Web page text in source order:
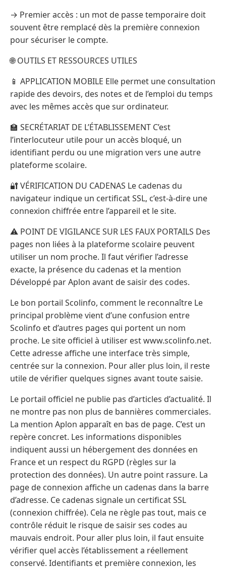
→ Premier accès : un mot de passe temporaire doit
souvent être remplacé dès la première connexion
pour sécuriser le compte.
🌐 OUTILS ET RESSOURCES UTILES
📱 APPLICATION MOBILE Elle permet une consultation
rapide des devoirs, des notes et de l’emploi du temps
avec les mêmes accès que sur ordinateur.
🏫 SECRÉTARIAT DE L’ÉTABLISSEMENT C’est
l’interlocuteur utile pour un accès bloqué, un
identifiant perdu ou une migration vers une autre
plateforme scolaire.
🔐 VÉRIFICATION DU CADENAS Le cadenas du
navigateur indique un certificat SSL, c’est-à-dire une
connexion chiffrée entre l’appareil et le site.
⚠️ POINT DE VIGILANCE SUR LES FAUX PORTAILS Des
pages non liées à la plateforme scolaire peuvent
utiliser un nom proche. Il faut vérifier l’adresse
exacte, la présence du cadenas et la mention
Développé par Aplon avant de saisir des codes.
Le bon portail Scolinfo, comment le reconnaître Le
principal problème vient d’une confusion entre
Scolinfo et d’autres pages qui portent un nom
proche. Le site officiel à utiliser est www.scolinfo.net.
Cette adresse affiche une interface très simple,
centrée sur la connexion. Pour aller plus loin, il reste
utile de vérifier quelques signes avant toute saisie.
Le portail officiel ne publie pas d’articles d’actualité. Il
ne montre pas non plus de bannières commerciales.
La mention Aplon apparaît en bas de page. C’est un
repère concret. Les informations disponibles
indiquent aussi un hébergement des données en
France et un respect du RGPD (règles sur la
protection des données). Un autre point rassure. La
page de connexion affiche un cadenas dans la barre
d’adresse. Ce cadenas signale un certificat SSL
(connexion chiffrée). Cela ne règle pas tout, mais ce
contrôle réduit le risque de saisir ses codes au
mauvais endroit. Pour aller plus loin, il faut ensuite
vérifier quel accès l’établissement a réellement
conservé. Identifiants et première connexion, les